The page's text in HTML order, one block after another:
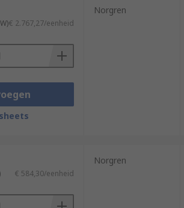
€ 2.767,27/eenheid
Norgren
€ 584,30/eenheid
Norgren